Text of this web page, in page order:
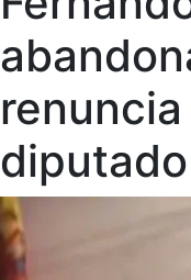
diputado